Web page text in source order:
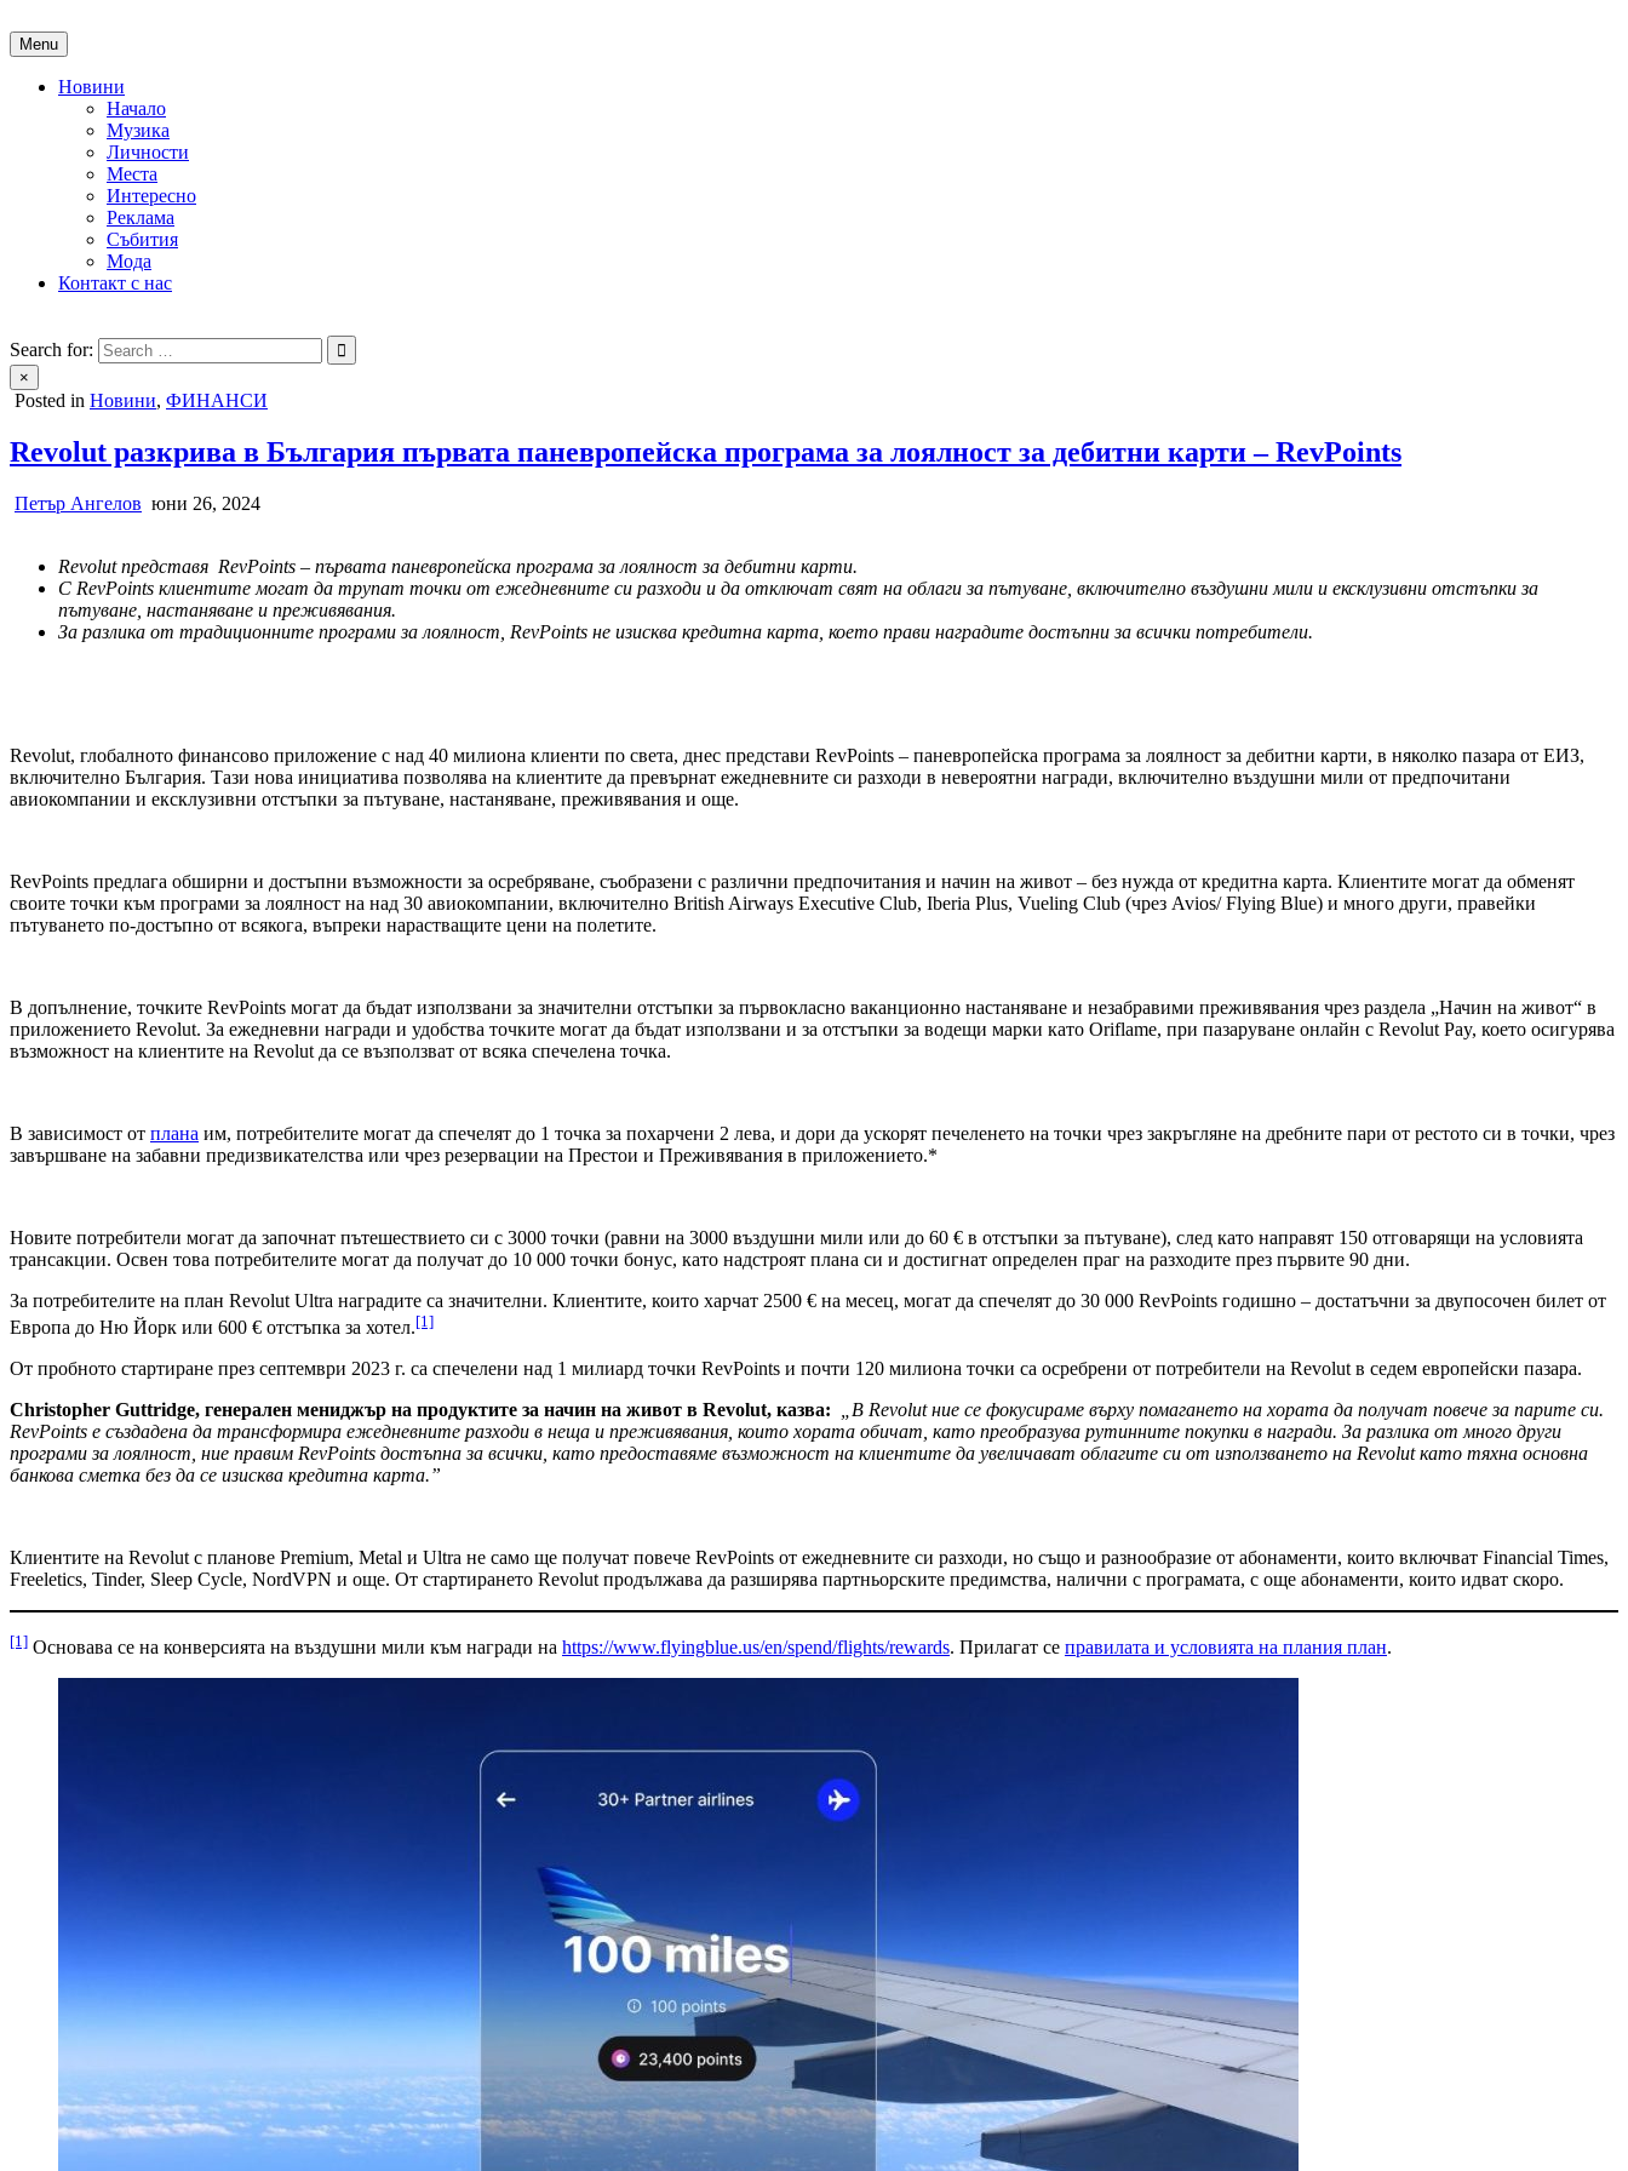
to
content
Menu
Новини
Начало
Музика
Личности
Места
Интересно
Реклама
Събития
Мода
Контакт с нас
People of Bulgaria
За хората на България
Search for:
×
Posted in Новини, ФИНАНСИ
Revolut разкрива в България първата паневропейска програма за лоялност за дебитни карти – RevPoints
Петър Ангелов юни 26, 2024
Revolut представя RevPoints – първата паневропейска програма за лоялност за дебитни карти.
С RevPoints клиентите могат да трупат точки от ежедневните си разходи и да отключат свят на облаги за пътуване, включително въздушни мили и ексклузивни отстъпки за
пътуване, настаняване и преживявания.
За разлика от традиционните програми за лоялност, RevPoints не изисква кредитна карта, което прави наградите достъпни за всички потребители.
Revolut, глобалното финансово приложение с над 40 милиона клиенти по света, днес представи RevPoints – паневропейска програма за лоялност за дебитни карти, в няколко пазара от ЕИЗ,
включително България. Тази нова инициатива позволява на клиентите да превърнат ежедневните си разходи в невероятни награди, включително въздушни мили от предпочитани
авиокомпании и ексклузивни отстъпки за пътуване, настаняване, преживявания и още.
RevPoints предлага обширни и достъпни възможности за осребряване, съобразени с различни предпочитания и начин на живот – без нужда от кредитна карта. Клиентите могат да обменят
своите точки към програми за лоялност на над 30 авиокомпании, включително British Airways Executive Club, Iberia Plus, Vueling Club (чрез Avios/ Flying Blue) и много други, правейки
пътуването по-достъпно от всякога, въпреки нарастващите цени на полетите.
В допълнение, точките RevPoints могат да бъдат използвани за значителни отстъпки за първокласно ваканционно настаняване и незабравими преживявания чрез раздела „Начин на живот“ в
приложението Revolut. За ежедневни награди и удобства точките могат да бъдат използвани и за отстъпки за водещи марки като Oriflame, при пазаруване онлайн с Revolut Pay, което осигурява
възможност на клиентите на Revolut да се възползват от всяка спечелена точка.
В зависимост от плана им, потребителите могат да спечелят до 1 точка за похарчени 2 лева, и дори да ускорят печеленето на точки чрез закръгляне на дребните пари от рестото си в точки, чрез
завършване на забавни предизвикателства или чрез резервации на Престои и Преживявания в приложението.*
Новите потребители могат да започнат пътешествието си с 3000 точки (равни на 3000 въздушни мили или до 60 € в отстъпки за пътуване), след като направят 150 отговарящи на условията
трансакции. Освен това потребителите могат да получат до 10 000 точки бонус, като надстроят плана си и достигнат определен праг на разходите през първите 90 дни.
За потребителите на план Revolut Ultra наградите са значителни. Клиентите, които харчат 2500 € на месец, могат да спечелят до 30 000 RevPoints годишно – достатъчни за двупосочен билет от
Европа до Ню Йорк или 600 € отстъпка за хотел.[1]
От пробното стартиране през септември 2023 г. са спечелени над 1 милиард точки RevPoints и почти 120 милиона точки са осребрени от потребители на Revolut в седем европейски пазара.
Christopher Guttridge, генерален мениджър на продуктите за начин на живот в Revolut, казва:
„В Revolut ние се фокусираме върху помагането на хората да получат повече за парите си.
RevPoints е създадена да трансформира ежедневните разходи в неща и преживявания, които хората обичат, като преобразува рутинните покупки в награди. За разлика от много други
програми за лоялност, ние правим RevPoints достъпна за всички, като предоставяме възможност на клиентите да увеличават облагите си от използването на Revolut като тяхна основна
банкова сметка без да се изисква кредитна карта.”
Клиентите на Revolut с планове Premium, Metal и Ultra не само ще получат повече RevPoints от ежедневните си разходи, но също и разнообразие от абонаменти, които включват Financial Times,
Freeletics, Tinder, Sleep Cycle, NordVPN и още. От стартирането Revolut продължава да разширява партньорските предимства, налични с програмата, с още абонаменти, които идват скоро.
[1] Основава се на конверсията на въздушни мили към награди на https://www.flyingblue.us/en/spend/flights/rewards. Прилагат се правилата и условията на плания план.